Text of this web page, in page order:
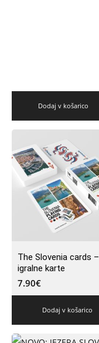
Dodaj v košarico
The Slovenia cards –
igralne karte
7.90€
Dodaj v košarico